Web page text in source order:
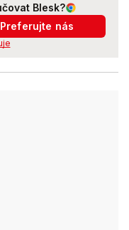
Blesk?
Preferujte nás